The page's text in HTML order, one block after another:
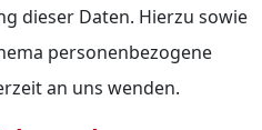
dieser Daten. Hierzu sowie
personenbezogene
an uns wenden.